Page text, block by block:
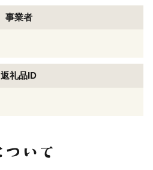
事業者
返礼品ID